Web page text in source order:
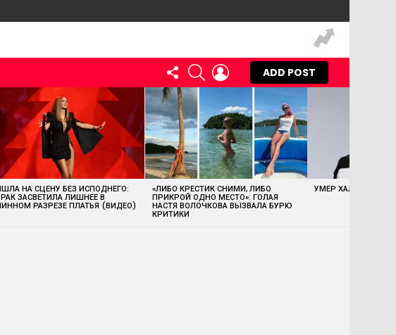
FOLLOW
US
SEARCHLOGIN
ADD POST
НА СЦЕНУ БЕЗ ИСПОДНЕГО:
ЗАСВЕТИЛА ЛИШНЕЕ В
РАЗРЕЗЕ ПЛАТЬЯ (ВИДЕО)
«ЛИБО КРЕСТИК СНИМИ, ЛИБО
ПРИКРОЙ ОДНО МЕСТО»: ГОЛАЯ
НАСТЯ ВОЛОЧКОВА ВЫЗВАЛА БУРЮ
КРИТИКИ
УМЕР ХАЛК ХОГАН